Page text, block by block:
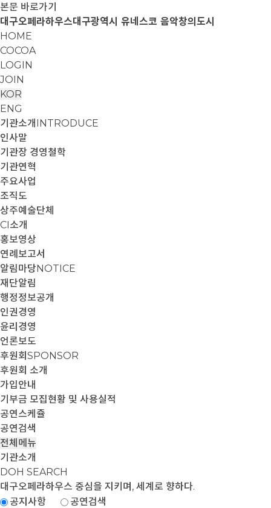
본문 바로가기
대구오페라하우스대구광역시 유네스코 음악창의도시
HOME
COCOA
LOGIN
JOIN
KOR
ENG
기관소개 INTRODUCE
인사말
기관장 경영철학
기관연혁
주요사업
조직도
상주예술단체
CI소개
홍보영상
연례보고서
알림마당NOTICE
재단알림
행정정보공개
인권경영
윤리경영
언론보도
후원회 SPONSOR
후원회 소개
가입안내
기부금 모집현황 및 사용실적
공연스케쥴
공연검색
전체메뉴
기관소개
DOH SEARCH
대구오페라하우스 중심을 지키며, 세계로 향하다.
공지사항
공연검색